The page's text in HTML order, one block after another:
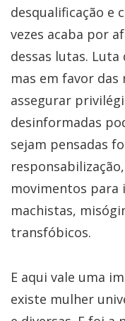
desqualificação e
vezes acaba por
dessas lutas.
mas em favor das
assegurar
desinformadas
sejam pensadas
movimentos para
machistas,
transfóbicos.
E aqui vale uma
existe mulher